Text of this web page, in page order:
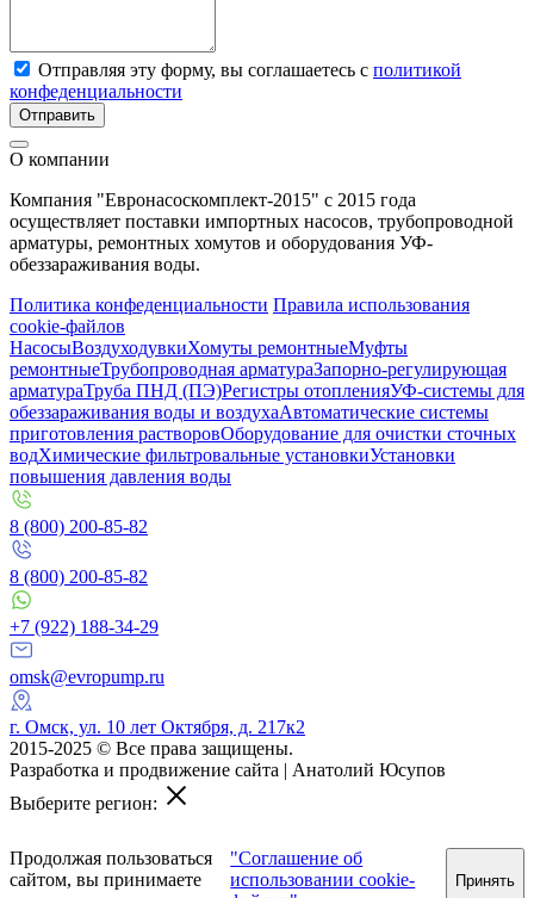
Отправляя эту форму, вы соглашаетесь с политикой
конфеденциальности
Отправить
О компании
Компания "Евронасоскомплект-2015" с 2015 года
осуществляет поставки импортных насосов, трубопроводной
арматуры, ремонтных хомутов и оборудования УФ-
обеззараживания воды.
Политика конфеденциальности Правила использования
cookie-файлов
НасосыВоздуходувкиХомуты ремонтныеМуфты
ремонтныеТрубопроводная арматураЗапорно-регулирующая
арматураТруба ПНД (ПЭ)Регистры отопленияУФ-системы для
обеззараживания воды и воздухаАвтоматические системы
приготовления растворовОборудование для очистки сточных
водХимические фильтровальные установкиУстановки
повышения давления воды
8 (800) 200-85-82
8 (800) 200-85-82
+7 (922) 188-34-29
omsk@evropump.ru
г. Омск, ул. 10 лет Октября, д. 217к2
2015-2025 © Все права защищены.
Разработка и продвижение сайта | Анатолий Юсупов
Выберите регион:
Продолжая пользоваться
сайтом, вы принимаете
"Соглашение об
использовании cookie-
Принять